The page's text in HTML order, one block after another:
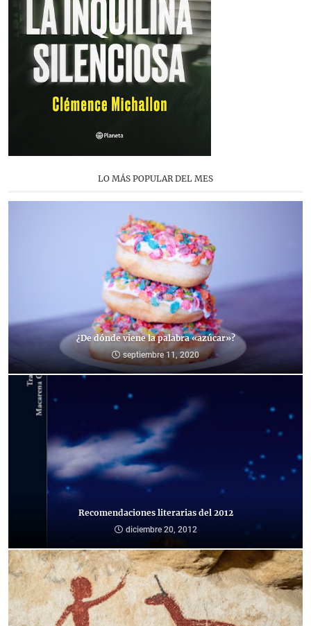
LO MÁS POPULAR DEL MES
¿De dónde viene la palabra «azúcar»?
septiembre 11, 2020
Recomendaciones literarias del 2012
diciembre 20, 2012